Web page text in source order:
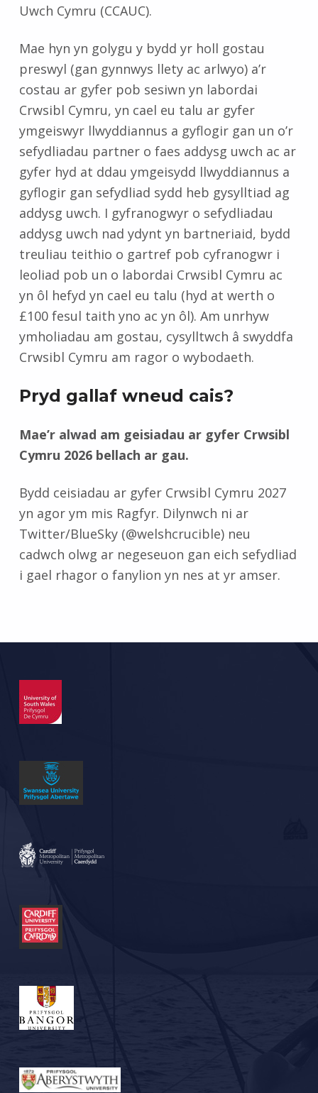
Uwch Cymru (CCAUC).
Mae hyn yn golygu y bydd yr holl gostau
preswyl (gan gynnwys llety ac arlwyo) a’r
costau ar gyfer pob sesiwn yn labordai
Crwsibl Cymru, yn cael eu talu ar gyfer
ymgeiswyr llwyddiannus a gyflogir gan un o’r
sefydliadau partner o faes addysg uwch ac ar
gyfer hyd at ddau ymgeisydd llwyddiannus a
gyflogir gan sefydliad sydd heb gysylltiad ag
addysg uwch. I gyfranogwyr o sefydliadau
addysg uwch nad ydynt yn bartneriaid, bydd
treuliau teithio o gartref pob cyfranogwr i
leoliad pob un o labordai Crwsibl Cymru ac
yn ôl hefyd yn cael eu talu (hyd at werth o
£100 fesul taith yno ac yn ôl). Am unrhyw
ymholiadau am gostau, cysylltwch â swyddfa
Crwsibl Cymru am ragor o wybodaeth.
Pryd gallaf wneud cais?
Mae’r alwad am geisiadau ar gyfer Crwsibl
Cymru 2026 bellach ar gau.
Bydd ceisiadau ar gyfer Crwsibl Cymru 2027
yn agor ym mis Ragfyr. Dilynwch ni ar
Twitter/BlueSky (@welshcrucible) neu
cadwch olwg ar negeseuon gan eich sefydliad
i gael rhagor o fanylion yn nes at yr amser.